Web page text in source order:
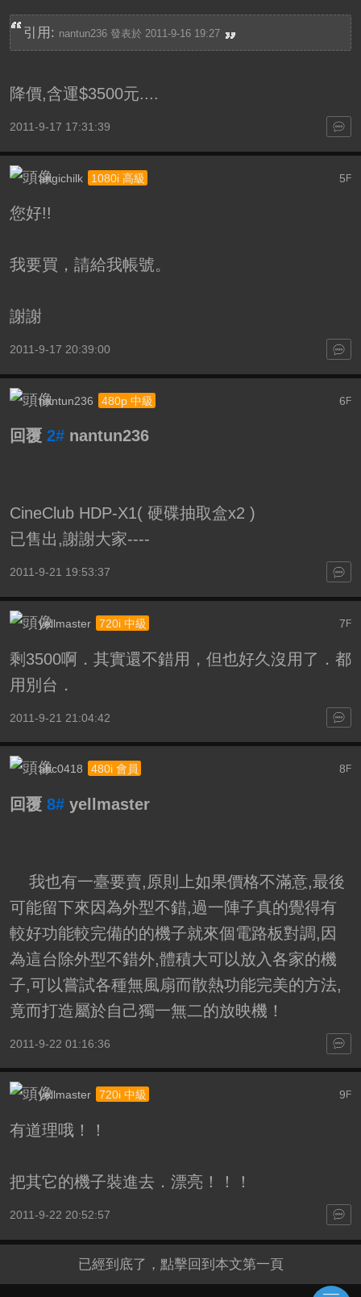
引用: nantun236 發表於 2011-9-16 19:27
降價,含運$3500元....
2011-9-17 17:31:39
5F
angichilk 1080i 高級
您好!!
我要買，請給我帳號。
謝謝
2011-9-17 20:39:00
6F
nantun236 480p 中級
回覆 2# nantun236
CineClub HDP-X1( 硬碟抽取盒x2 )
已售出,謝謝大家----
2011-9-21 19:53:37
7F
yellmaster 720i 中級
剩3500啊．其實還不錯用，但也好久沒用了．都
用別台．
2011-9-21 21:04:42
8 F
abc0418 480i 會員
回覆 8# yellmaster
我也有一臺要賣,原則上如果價格不滿意,最後
可能留下來因為外型不錯,過一陣子真的覺得有
較好功能較完備的的機子就來個電路板對調,因
為這台除外型不錯外,體積大可以放入各家的機
子,可以嘗試各種無風扇而散熱功能完美的方法,
竟而打造屬於自己獨一無二的放映機！
2011-9-22 01:16:36
9 F
yellmaster 720i 中級
有道理哦！！
把其它的機子裝進去．漂亮！！！
2011-9-22 20:52:57
已經到底了，點擊回到本文第一頁